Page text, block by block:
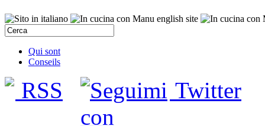
Qui sont
Conseils
RSS Twitter